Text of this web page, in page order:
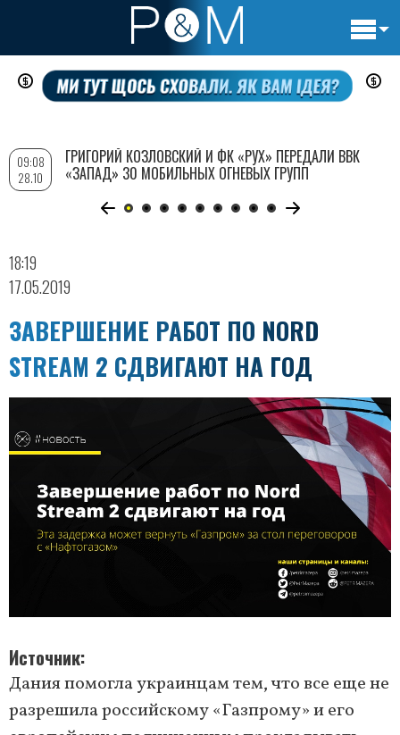
Перейти
содержанию
18:19
17.05.2019
ЗАВЕРШЕНИЕ РАБОТ ПО NORD
STREAM 2 СДВИГАЮТ НА ГОД
Источник
Дания помогла украинцам тем, что все еще не
разрешила российскому «Газпрому» и его
09:08
28.10
ГРИГОРИЙ КОЗЛОВСКИЙ И ФК «РУХ» ПЕРЕДАЛИ ВВК
«ЗАПАД» 30 МОБИЛЬНЫХ ОГНЕВЫХ ГРУПП